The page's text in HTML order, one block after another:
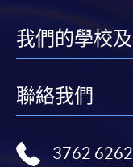
我們的學校
聯絡我們
3762 6262